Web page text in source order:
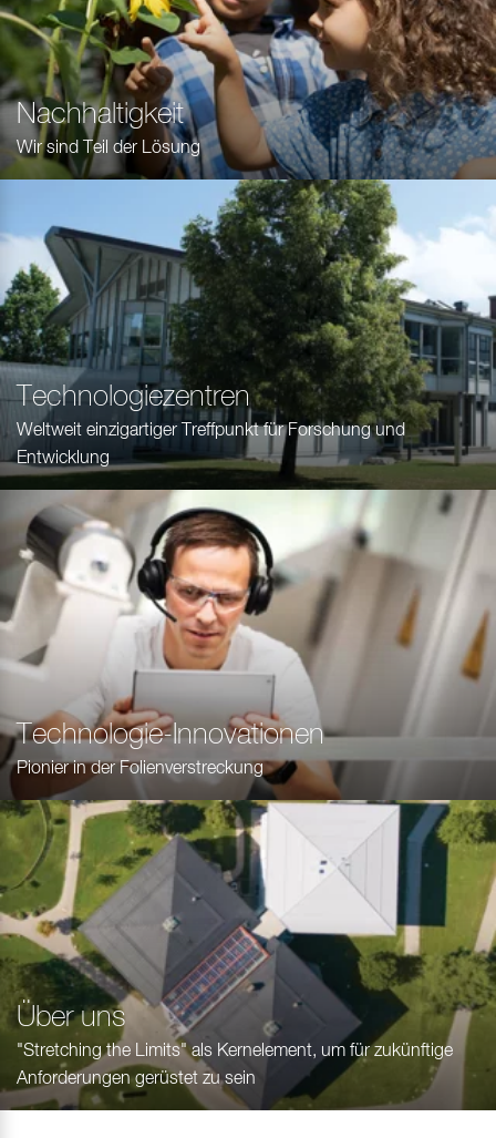
Nachhaltigkeit
Wir sind Teil der Lösung
Technologiezentren
Weltweit einzigartiger Treffpunkt für Forschung und
Entwicklung
Technologie-Innovationen
Pionier in der Folienverstreckung
Über uns
"Stretching the Limits" als Kernelement, um für zukünftige
Anforderungen gerüstet zu sein